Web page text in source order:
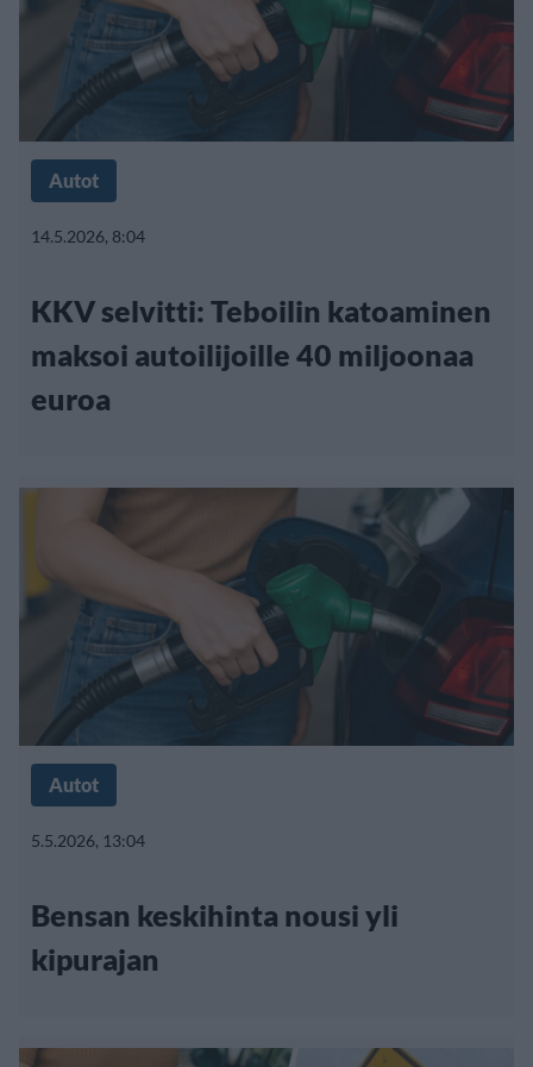
Autot
14.5.2026, 8:04
KKV selvitti: Teboilin katoaminen
maksoi autoilijoille 40 miljoonaa
euroa
Autot
5.5.2026, 13:04
Bensan keskihinta nousi yli
kipurajan